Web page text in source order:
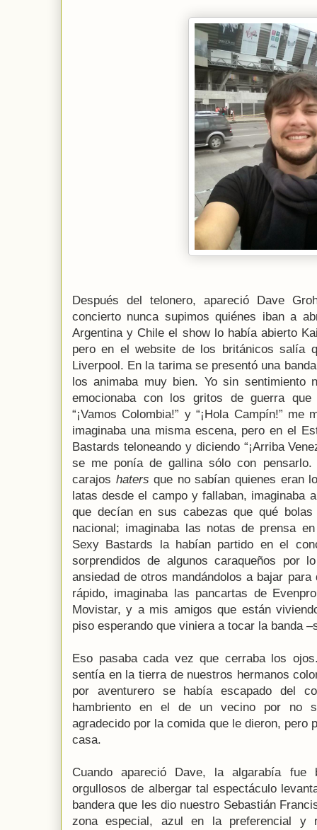
Después del telonero, apareció Dave
concierto nunca supimos quiénes iban a
Argentina y Chile el show lo había abierto
pero en el website de los británicos salía
Liverpool. En la tarima se presentó una
los animaba muy bien. Yo sin sentimiento
emocionaba con los gritos de guerra
“¡Vamos Colombia!” y “¡Hola Campín!”
imaginaba una misma escena, pero en el
Bastards teloneando y diciendo “¡Arriba
se me ponía de gallina sólo con
carajos haters que no sabían quienes eran
latas desde el campo y fallaban, imaginaba
que decían en sus cabezas que qué
nacional; imaginaba las notas de prensa
Sexy Bastards la habían partido en el
sorprendidos de algunos caraqueños por
ansiedad de otros mandándolos a bajar
rápido, imaginaba las pancartas de
Movistar, y a mis amigos que están
piso esperando que viniera a tocar la banda
Eso pasaba cada vez que cerraba los
sentía en la tierra de nuestros hermanos
por aventurero se había escapado del
hambriento en el de un vecino por no
agradecido por la comida que le dieron, pero
casa.
Cuando apareció Dave, la algarabía fue
orgullosos de albergar tal espectáculo
bandera que les dio nuestro Sebastián
zona especial, azul en la preferencial